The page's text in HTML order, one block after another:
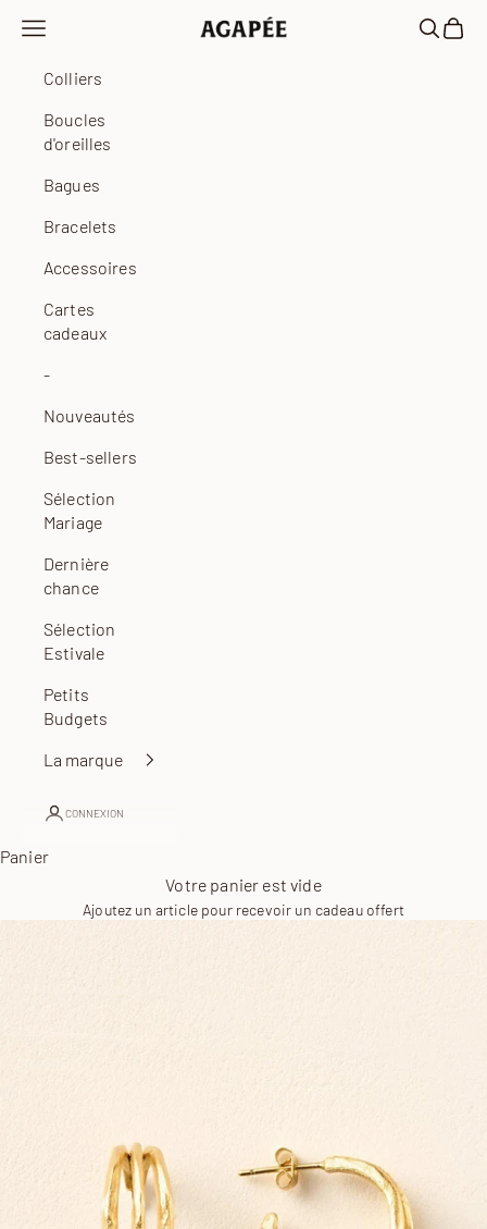
Agapée
Ouvrir la navigation Ouvrir
Voir
Colliers
Boucles
d'oreilles
Bagues
Bracelets
Accessoires
Cartes
cadeaux
-
Nouveautés
Best-sellers
Sélection
Mariage
Dernière
chance
Sélection
Estivale
Petits
Budgets
La marque
CONNEXION
Panier
Votre panier est vide
Ajoutez un article pour recevoir un cadeau offert